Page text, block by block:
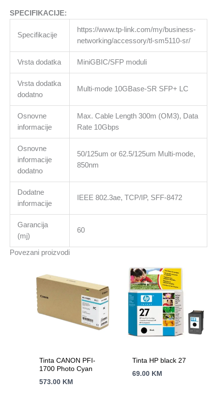
količina
SPECIFIKACIJE:
Specifikacije
https://www.tp-link.com/my/business-
networking/accessory/tl-sm5110-sr/
Vrsta dodatka MiniGBIC/SFP moduli
Vrsta dodatka
dodatno
Multi-mode 10GBase-SR SFP+ LC
Osnovne
informacije
Max. Cable Length 300m (OM3), Data
Rate 10Gbps
Osnovne
informacije
dodatno
50/125um or 62.5/125um Multi-mode,
850nm
Dodatne
informacije
IEEE 802.3ae, TCP/IP, SFF-8472
Garancija
(mj)
60
Povezani proizvodi
Tinta CANON PFI-
1700 Photo Cyan
573.00 KM
Tinta HP black 27
69.00 KM